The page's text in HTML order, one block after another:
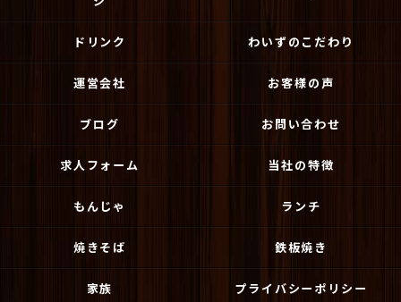
ドリンク わいずのこだわり
運営会社 お客様の声
ブログ お問い合わせ
求人フォーム 当社の特徴
もんじゃ ランチ
焼きそば 鉄板焼き
家族 プライバシーポリシー